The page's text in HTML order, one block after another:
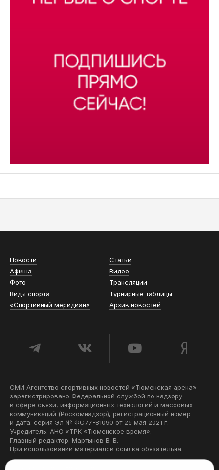
Новости
Статьи
Афиша
Видео
Фото
Трансляции
Виды спорта
Турнирные таблицы
«Спортивный меридиан»
Архив новостей
СМИ Агентство спортивных новостей «Тюменская арена»
зарегистрировано Федеральной службой по надзору
в сфере связи, информационных технологий и массовых
коммуникаций (Роскомнадзор), регистрационный номер
и дата: серия Эл № ФС77-81090 от 25 мая 2021 г.
Учредитель: АНО «ТРК «Тюменское время».
Главный редактор: Мартынов В. В.
При использовании материалов ссылка обязательна.